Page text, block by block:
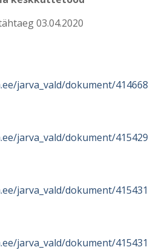
03.04.2020
jarva_vald/dokument/414668
jarva_vald/dokument/415429
jarva_vald/dokument/415431
jarva_vald/dokument/415431